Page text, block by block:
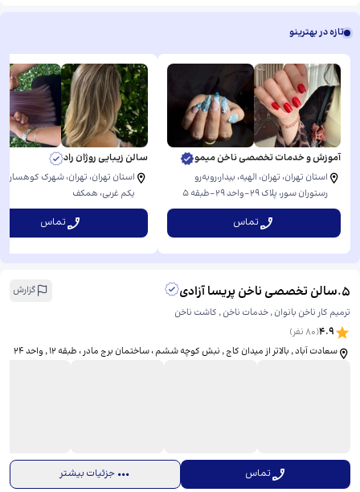
تازه در بهترینو
آموزش و خدمات تخصصی ناخن میمو
استان تهران، تهران، الهیه، بیدار،روبه‌رو
رستوران سور، ​پلاک ۲۹-واحد ۲۹-طبقه ۵
تماس
سالن زیبایی روژان راد
استان تهران، تهران، شهرک کوهسار،
یکم غربی، ​همکف
تماس
5
.سالن تخصصی ناخن پریسا آزادی
گزارش
ترمیم کار ناخن بانوان ٬ خدمات ناخن ٬ کاشت ناخن
4.9
(
80نفر)
سعادت آباد ٬ بالاتر از میدان کاج ٬ نبش کوچه ششم ، ساختمان برج مادر ، طبقه ۱۲ ٬ واحد ۲۴
تماس جزئیات بیشتر